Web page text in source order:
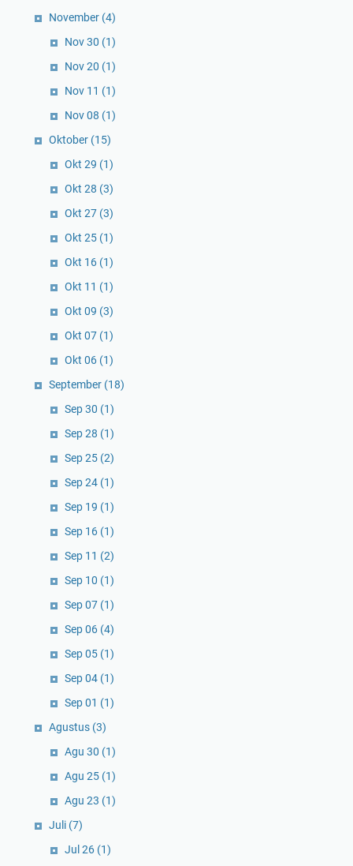
November (4)
Nov 30 (1)
Nov 20 (1)
Nov 11 (1)
Nov 08 (1)
Oktober (15)
Okt 29 (1)
Okt 28 (3)
Okt 27 (3)
Okt 25 (1)
Okt 16 (1)
Okt 11 (1)
Okt 09 (3)
Okt 07 (1)
Okt 06 (1)
September (18)
Sep 30 (1)
Sep 28 (1)
Sep 25 (2)
Sep 24 (1)
Sep 19 (1)
Sep 16 (1)
Sep 11 (2)
Sep 10 (1)
Sep 07 (1)
Sep 06 (4)
Sep 05 (1)
Sep 04 (1)
Sep 01 (1)
Agustus (3)
Agu 30 (1)
Agu 25 (1)
Agu 23 (1)
Juli (7)
Jul 26 (1)